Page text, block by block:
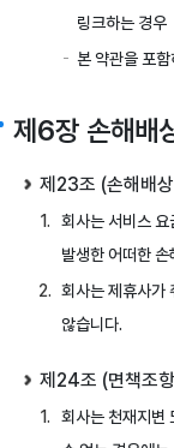
링크하는 경우
본 약관을 포
제6장 손해배
제23조 (손해배
회사는 서비스 요
발생한 어떠한
회사는 제휴사가
않습니다.
제24조 (면책조
회사는 천재지변